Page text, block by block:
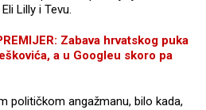
Lilly i Tevu.
Zabava hrvatskog puka
a u Googleu skoro pa
političkom angažmanu, bilo kada,